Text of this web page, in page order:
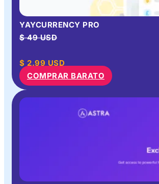
YAYCURRENCY PRO
$ 49 USD
$ 2.99 USD
COMPRAR BARATO